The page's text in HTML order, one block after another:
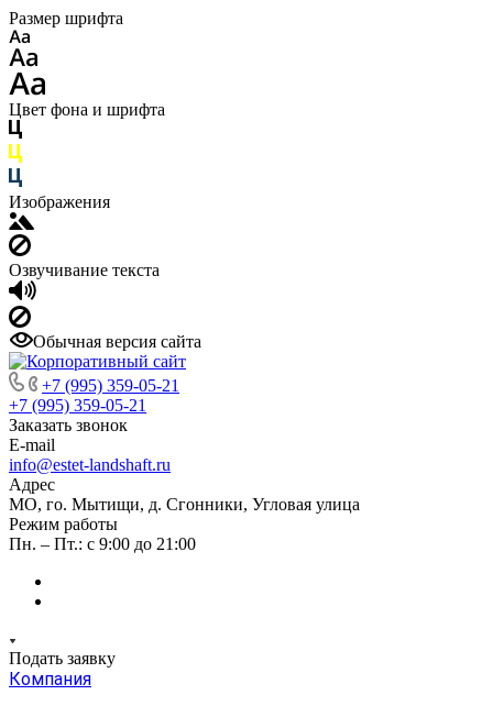
Размер шрифта
Цвет фона и шрифта
Изображения
Озвучивание текста
Обычная версия сайта
+7 (995) 359-05-21
+7 (995) 359-05-21
Заказать звонок
E-mail
info@estet-landshaft.ru
Адрес
МО, го. Мытищи, д. Сгонники, Угловая улица
Режим работы
Пн. – Пт.: с 9:00 до 21:00
Подать заявку
Компания